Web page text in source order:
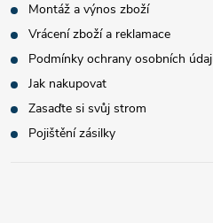
Montáž a výnos zboží
Vrácení zboží a reklamace
Podmínky ochrany osobních
Jak nakupovat
Zasaďte si svůj strom
Pojištění zásilky